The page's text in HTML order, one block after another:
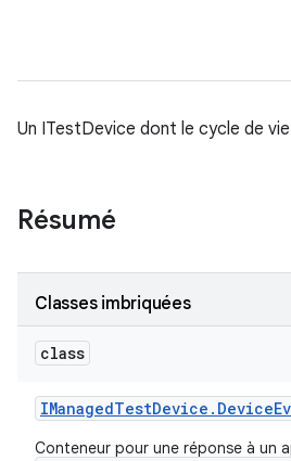
Un ITestDevice dont le cycle de
Résumé
Classes imbriquées
class
IManagedTestDevice . Device
Conteneur pour une réponse à un